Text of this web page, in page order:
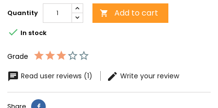
Quantity  Add to cart
 In stock
Grade
Read user reviews (1)
Write your review